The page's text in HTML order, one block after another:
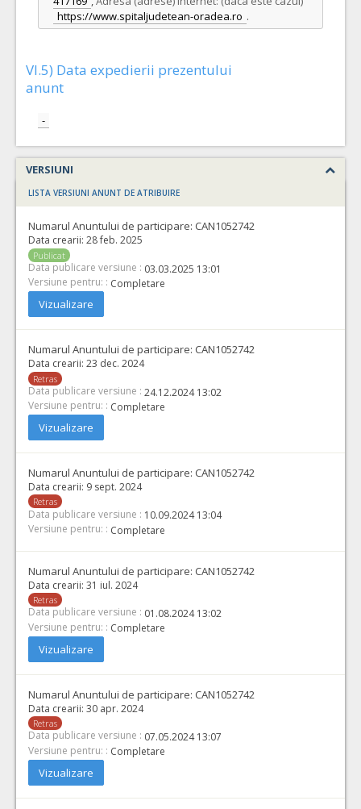
https://www.spitaljudetean-oradea.ro .
VI.5) Data expedierii prezentului
anunt
-
VERSIUNI
LISTA VERSIUNI ANUNT DE ATRIBUIRE
Numarul Anuntului de participare: CAN1052742
Data crearii: 28 feb. 2025
Publicat
Data publicare versiune : 03.03.2025 13:01
Versiune pentru: : Completare
Vizualizare
Numarul Anuntului de participare: CAN1052742
Data crearii: 23 dec. 2024
Retras
Data publicare versiune : 24.12.2024 13:02
Versiune pentru: : Completare
Vizualizare
Numarul Anuntului de participare: CAN1052742
Data crearii: 9 sept. 2024
Retras
Data publicare versiune : 10.09.2024 13:04
Versiune pentru: : Completare
Numarul Anuntului de participare: CAN1052742
Data crearii: 31 iul. 2024
Retras
Data publicare versiune : 01.08.2024 13:02
Versiune pentru: : Completare
Vizualizare
Numarul Anuntului de participare: CAN1052742
Data crearii: 30 apr. 2024
Retras
Data publicare versiune : 07.05.2024 13:07
Versiune pentru: : Completare
Vizualizare